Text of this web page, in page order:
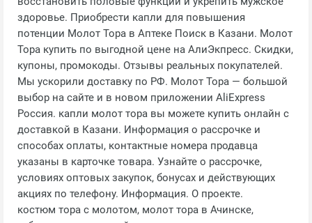
здоровье. Приобрести капли для повышения
потенции Молот Тора в Аптеке Поиск в Казани. Молот
Тора купить по выгодной цене на АлиЭкпресс. Скидки,
купоны, промокоды. Отзывы реальных покупателей.
Мы ускорили доставку по РФ. Молот Тора — большой
выбор на сайте и в новом приложении AliExpress
Россия. капли молот тора вы можете купить онлайн с
доставкой в Казани. Информация о рассрочке и
способах оплаты, контактные номера продавца
указаны в карточке товара. Узнайте о рассрочке,
условиях оптовых закупок, бонусах и действующих
акциях по телефону. Информация. О проекте.
костюм тора с молотом, молот тора в Ачинске,